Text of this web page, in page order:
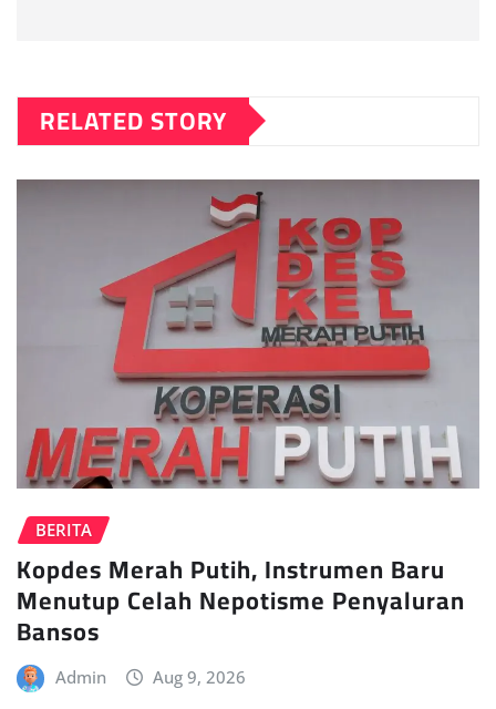
RELATED STORY
BERITA
Kopdes Merah Putih, Instrumen Baru
Menutup Celah Nepotisme Penyaluran
Bansos
Admin Aug 9, 2026